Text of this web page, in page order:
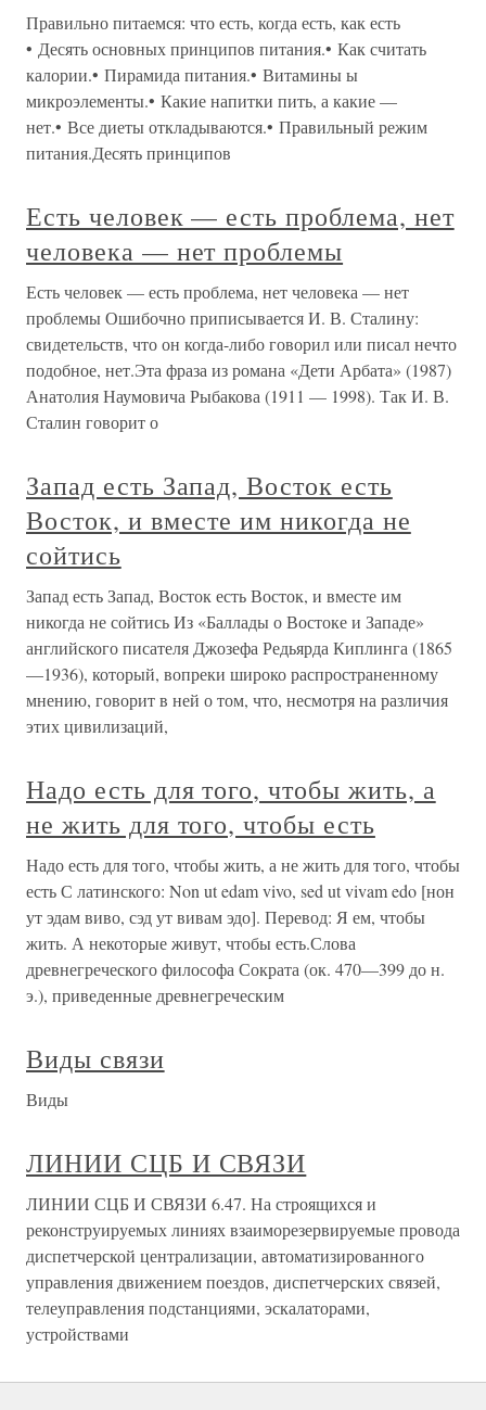
Правильно питаемся: что есть, когда есть, как есть
• Десять основных принципов питания.• Как считать
калории.• Пирамида питания.• Витамины ы
микроэлементы.• Какие напитки пить, а какие —
нет.• Все диеты откладываются.• Правильный режим
питания.Десять принципов
Есть человек — есть проблема, нет
человека — нет проблемы
Есть человек — есть проблема, нет человека — нет
проблемы Ошибочно приписывается И. В. Сталину:
свидетельств, что он когда-либо говорил или писал нечто
подобное, нет.Эта фраза из романа «Дети Арбата» (1987)
Анатолия Наумовича Рыбакова (1911 — 1998). Так И. В.
Сталин говорит о
Запад есть Запад, Восток есть
Восток, и вместе им никогда не
сойтись
Запад есть Запад, Восток есть Восток, и вместе им
никогда не сойтись Из «Баллады о Востоке и Западе»
английского писателя Джозефа Редьярда Киплинга (1865
—1936), который, вопреки широко распространенному
мнению, говорит в ней о том, что, несмотря на различия
этих цивилизаций,
Надо есть для того, чтобы жить, а
не жить для того, чтобы есть
Надо есть для того, чтобы жить, а не жить для того, чтобы
есть С латинского: Non ut edam vivo, sed ut vivam edo [нон
ут эдам виво, сэд ут вивам эдо]. Перевод: Я ем, чтобы
жить. А некоторые живут, чтобы есть.Слова
древнегреческого философа Сократа (ок. 470—399 до н.
э.), приведенные древнегреческим
Виды связи
Виды
ЛИНИИ СЦБ И СВЯЗИ
ЛИНИИ СЦБ И СВЯЗИ 6.47. На строящихся и
реконструируемых линиях взаиморезервируемые провода
диспетчерской централизации, автоматизированного
управления движением поездов, диспетчерских связей,
телеуправления подстанциями, эскалаторами,
устройствами